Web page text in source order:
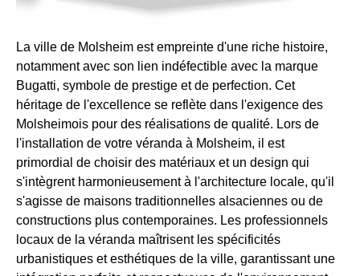
La ville de Molsheim est empreinte d'une riche histoire,
notamment avec son lien indéfectible avec la marque
Bugatti, symbole de prestige et de perfection. Cet
héritage de l'excellence se reflète dans l'exigence des
Molsheimois pour des réalisations de qualité. Lors de
l'installation de votre véranda à Molsheim, il est
primordial de choisir des matériaux et un design qui
s'intègrent harmonieusement à l'architecture locale, qu'il
s'agisse de maisons traditionnelles alsaciennes ou de
constructions plus contemporaines. Les professionnels
locaux de la véranda maîtrisent les spécificités
urbanistiques et esthétiques de la ville, garantissant une